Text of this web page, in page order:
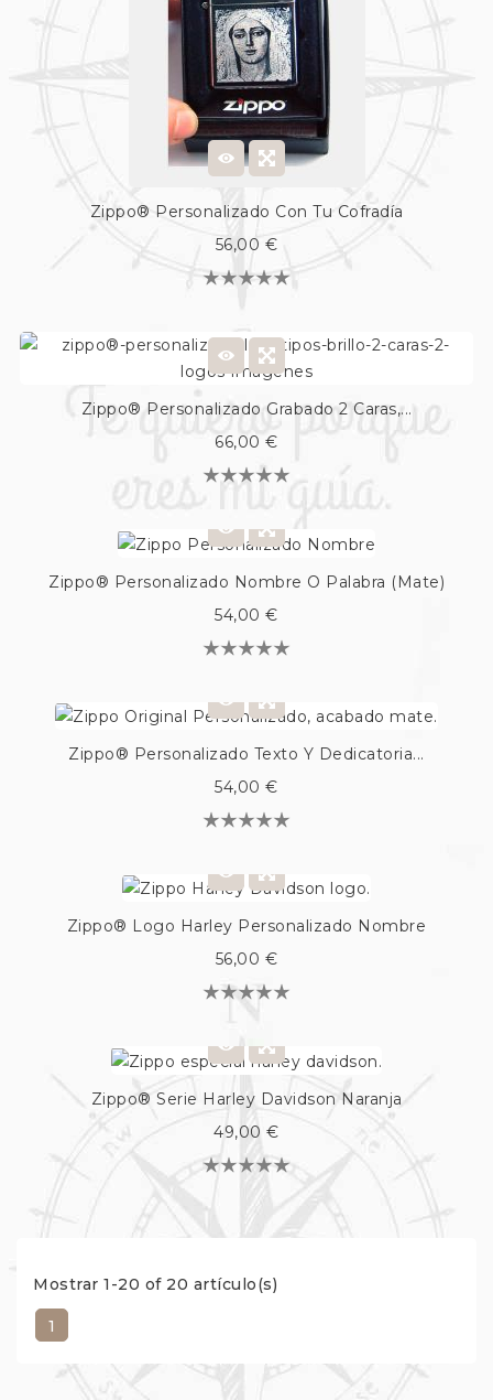
Zippo® Personalizado Con Tu Cofradía
56,00 €
Zippo® Personalizado Grabado 2 Caras,...
66,00 €
Zippo® Personalizado Nombre O Palabra (Mate)
54,00 €
Zippo® Personalizado Texto Y Dedicatoria...
54,00 €
Zippo® Logo Harley Personalizado Nombre
56,00 €
Zippo® Serie Harley Davidson Naranja
49,00 €
Mostrar 1-20 of 20 artículo(s)
1